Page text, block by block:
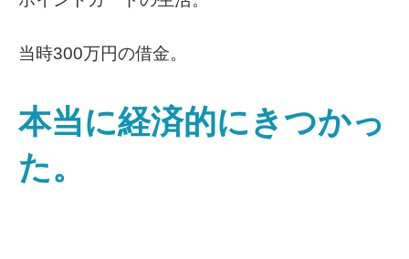
当時300万円の借金。
本当に経済的にきつかっ
た。